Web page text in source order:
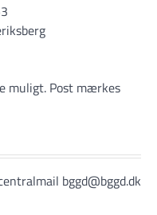
muligt. Post mærkes
bggd@bggd.dk